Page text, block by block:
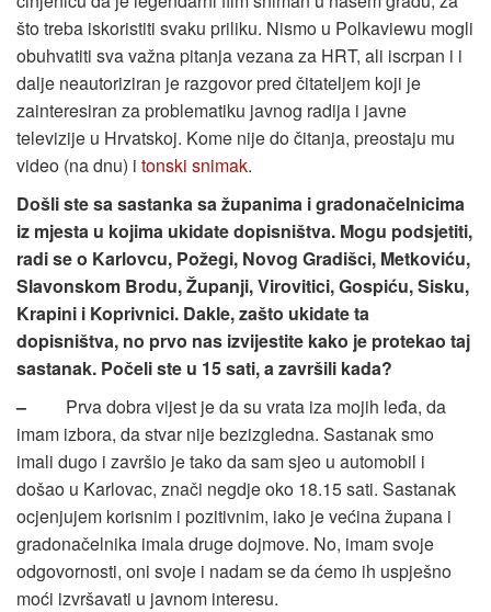
što treba iskoristiti svaku priliku. Nismo u Polkaviewu mogli
obuhvatiti sva važna pitanja vezana za HRT, ali iscrpan i i
dalje neautoriziran je razgovor pred čitateljem koji je
zainteresiran za problematiku javnog radija i javne
televizije u Hrvatskoj. Kome nije do čitanja, preostaju mu
video (na dnu) i tonski snimak.
Došli ste sa sastanka sa županima i gradonačelnicima
iz mjesta u kojima ukidate dopisništva. Mogu podsjetiti,
radi se o Karlovcu, Požegi, Novog Gradišci, Metkoviću,
Slavonskom Brodu, Županji, Virovitici, Gospiću, Sisku,
Krapini i Koprivnici. Dakle, zašto ukidate ta
dopisništva, no prvo nas izvijestite kako je protekao taj
sastanak. Počeli ste u 15 sati, a završili kada?
– Prva dobra vijest je da su vrata iza mojih leđa, da
imam izbora, da stvar nije bezizgledna. Sastanak smo
imali dugo i završio je tako da sam sjeo u automobil i
došao u Karlovac, znači negdje oko 18.15 sati. Sastanak
ocjenjujem korisnim i pozitivnim, iako je većina župana i
gradonačelnika imala druge dojmove. No, imam svoje
odgovornosti, oni svoje i nadam se da ćemo ih uspješno
moći izvršavati u javnom interesu.